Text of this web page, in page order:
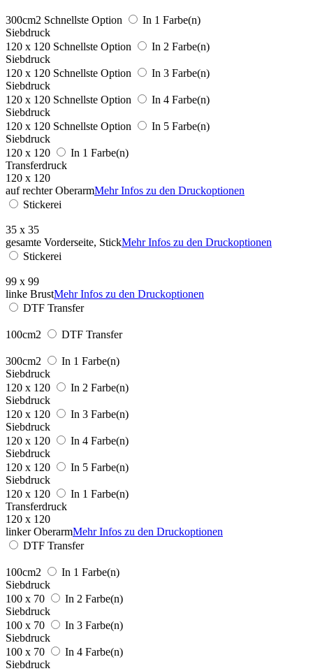
300cm2 Schnellste Option
In 1 Farbe(n)
Siebdruck
120 x 120 Schnellste Option
In 2 Farbe(n)
Siebdruck
120 x 120 Schnellste Option
In 3 Farbe(n)
Siebdruck
120 x 120 Schnellste Option
In 4 Farbe(n)
Siebdruck
120 x 120 Schnellste Option
In 5 Farbe(n)
Siebdruck
120 x 120
In 1 Farbe(n)
Transferdruck
120 x 120
auf rechter OberarmMehr Infos zu den Druckoptionen
Stickerei
35 x 35
gesamte Vorderseite, StickMehr Infos zu den Druckoptionen
Stickerei
99 x 99
linke BrustMehr Infos zu den Druckoptionen
DTF Transfer
100cm2 DTF Transfer
300cm2
In 1 Farbe(n)
Siebdruck
120 x 120
In 2 Farbe(n)
Siebdruck
120 x 120
In 3 Farbe(n)
Siebdruck
120 x 120
In 4 Farbe(n)
Siebdruck
120 x 120
In 5 Farbe(n)
Siebdruck
120 x 120
In 1 Farbe(n)
Transferdruck
120 x 120
linker OberarmMehr Infos zu den Druckoptionen
DTF Transfer
100cm2
In 1 Farbe(n)
Siebdruck
100 x 70
In 2 Farbe(n)
Siebdruck
100 x 70
In 3 Farbe(n)
Siebdruck
100 x 70
In 4 Farbe(n)
Siebdruck